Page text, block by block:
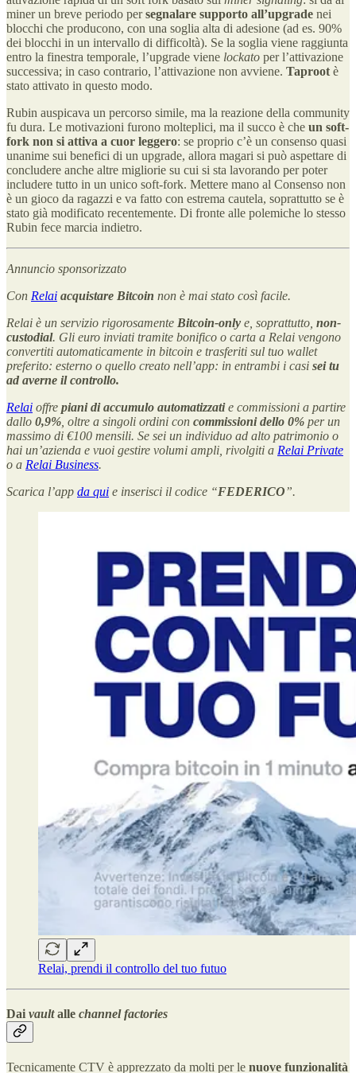
miner un breve periodo persegnalare supporto all’upgrade nei
blocchi che producono, con una soglia alta di adesione (ad es. 90%
dei blocchi in un intervallo di difficoltà). Se la soglia viene raggiunta
entro la finestra temporale, l’upgrade viene lockato per l’attivazione
successiva; in caso contrario, l’attivazione non avviene. Taproot è
stato attivato in questo modo.
Rubin auspicava un percorso simile, ma la reazione della community
fu dura. Le motivazioni furono molteplici, ma il succo è che un soft-
fork non si attiva a cuor leggero: se proprio c’è un consenso quasi
unanime sui benefici di un upgrade, allora magari si può aspettare di
concludere anche altre migliorie su cui si sta lavorando per poter
includere tutto in un unico soft-fork. Mettere mano al Consenso non
è un gioco da ragazzi e va fatto con estrema cautela, soprattutto se è
stato già modificato recentemente. Di fronte alle polemiche lo stesso
Rubin fece marcia indietro.
Annuncio sponsorizzato
Con Relai acquistare Bitcoin non è mai stato così facile.
Relai è un servizio rigorosamente Bitcoin-only e, soprattutto, non-
custodial. Gli euro inviati tramite bonifico o carta a Relai vengono
convertiti automaticamente in bitcoin e trasferiti sul tuo wallet
preferito: esterno o quello creato nell’app: in entrambi i casi sei tu
ad averne il controllo.
Relai offre piani di accumulo automatizzatie commissioni a partire
dallo 0,9% , oltre a singoli ordini con commissioni dello 0% per un
massimo di €100 mensili. Se sei un individuo ad alto patrimonio o
hai un’azienda e vuoi gestire volumi ampli, rivolgiti a Relai Private
o a Relai Business.
Scarica l’app da qui e inserisci il codice “FEDERICO”.
Relai, prendi il controllo del tuo futuo
Dai vaultalle channel factories
Tecnicamente CTV è apprezzato da molti per le nuove funzionalità